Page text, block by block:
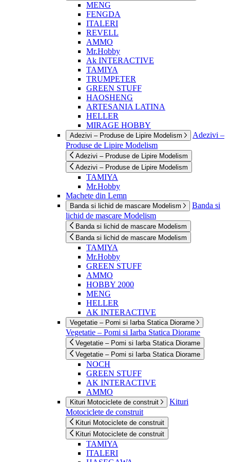
MENG
FENGDA
ITALERI
REVELL
AMMO
Mr.Hobby
Ak INTERACTIVE
TAMIYA
TRUMPETER
GREEN STUFF
HAOSHENG
ARTESANIA LATINA
HELLER
MIRAGE HOBBY
Adezivi – Produse de Lipire Modelism
Adezivi –
Produse de Lipire Modelism
Adezivi – Produse de Lipire Modelism
Adezivi – Produse de Lipire Modelism
TAMIYA
Mr.Hobby
Machete din Lemn
Banda si lichid de mascare Modelism
Banda si
lichid de mascare Modelism
Banda si lichid de mascare Modelism
Banda si lichid de mascare Modelism
TAMIYA
Mr.Hobby
GREEN STUFF
AMMO
HOBBY 2000
MENG
HELLER
AK INTERACTIVE
Vegetatie – Pomi si Iarba Statica Diorame
Vegetatie – Pomi si Iarba Statica Diorame
Vegetatie – Pomi si Iarba Statica Diorame
Vegetatie – Pomi si Iarba Statica Diorame
NOCH
GREEN STUFF
AK INTERACTIVE
AMMO
Kituri Motociclete de construit
Kituri
Motociclete de construit
Kituri Motociclete de construit
Kituri Motociclete de construit
TAMIYA
ITALERI